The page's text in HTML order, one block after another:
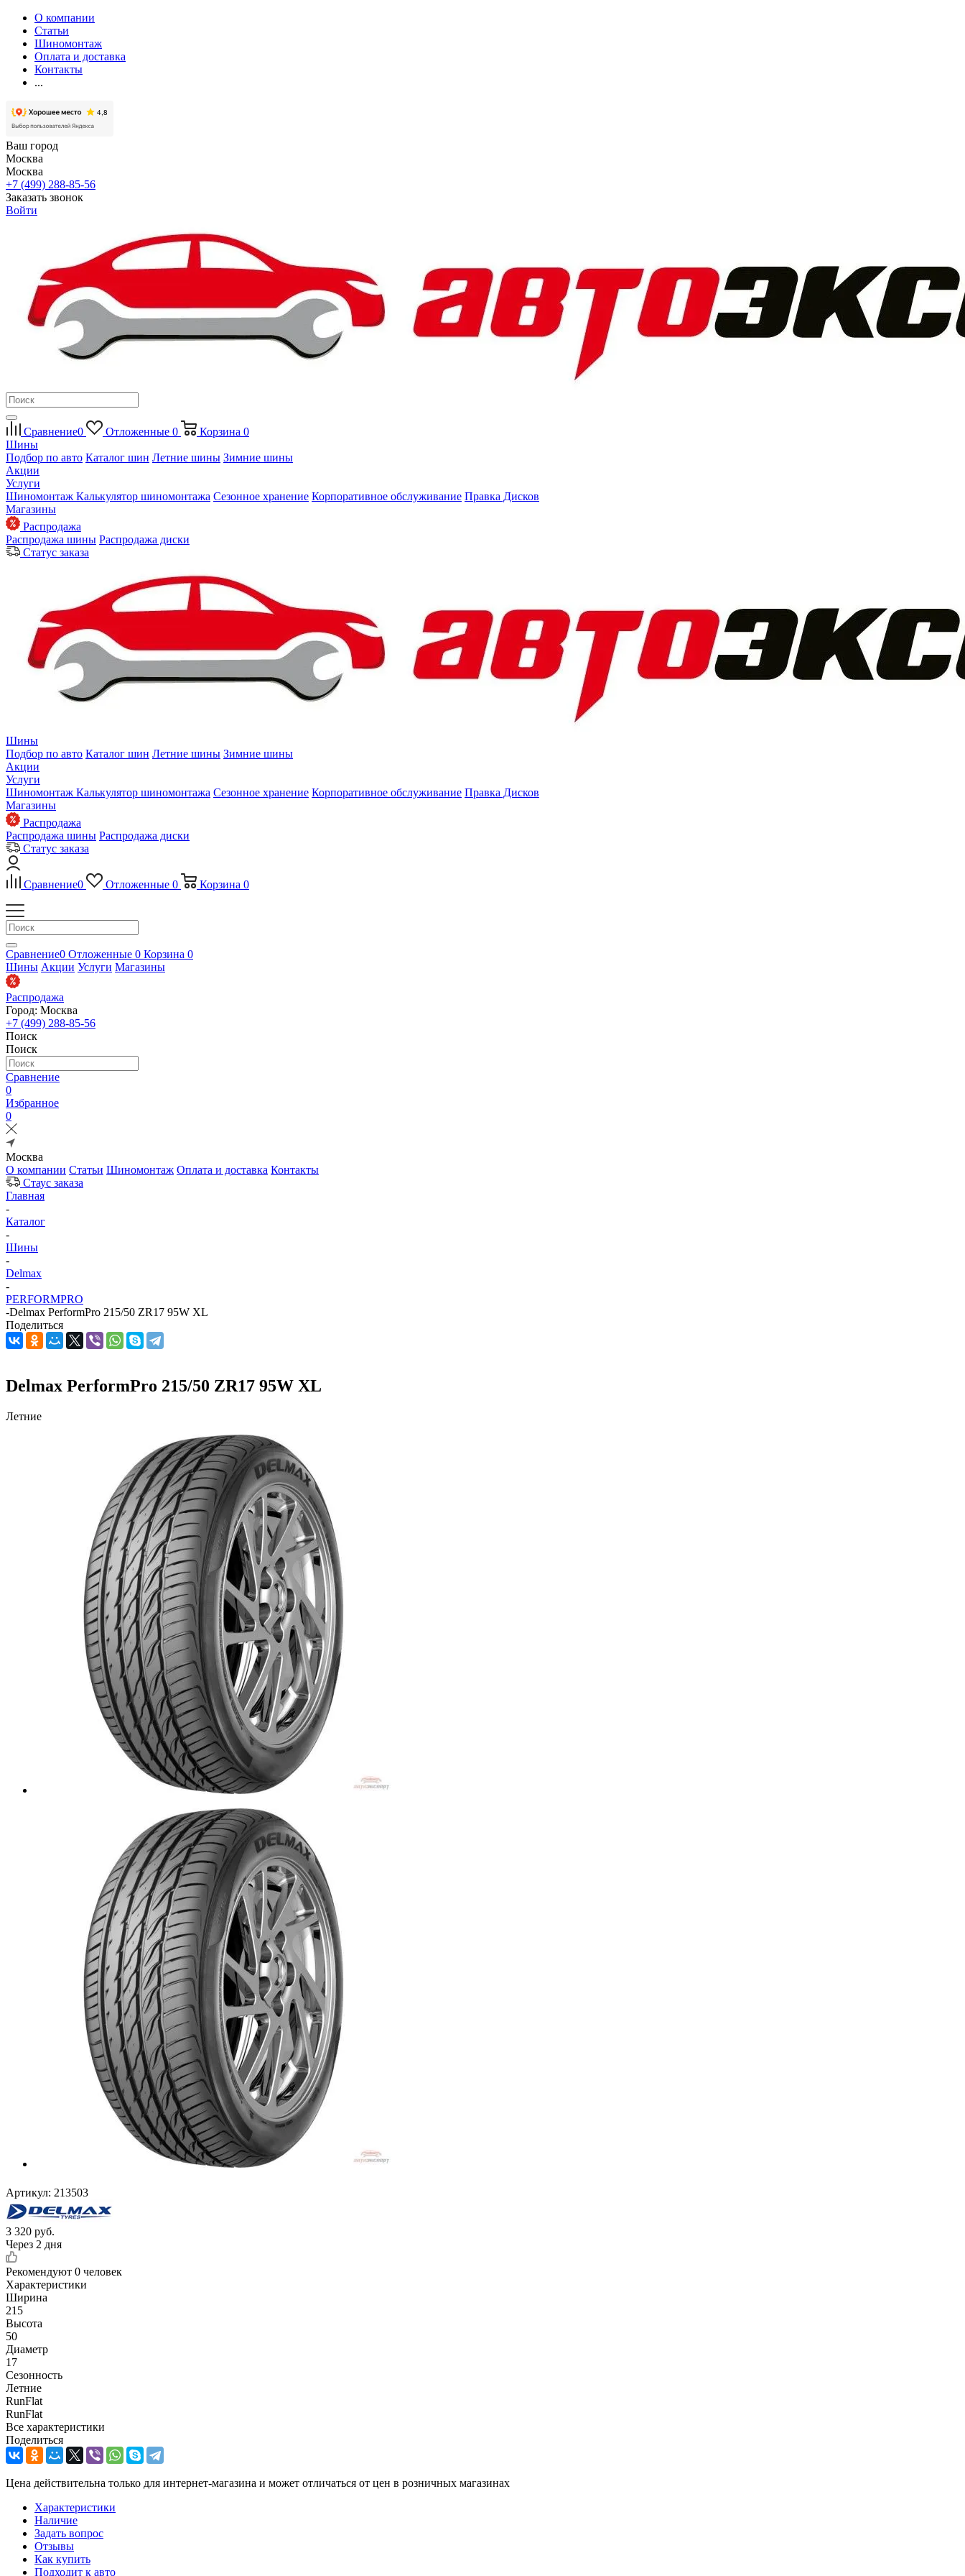
О компании
Статьи
Шиномонтаж
Оплата и доставка
Контакты
...
Ваш город
Москва
Москва
+7 (499) 288-85-56
Заказать звонок
Войти
Сравнение0 Отложенные 0 Корзина 0
Шины
Подбор по авто Каталог шин Летние шины Зимние шины
Акции
Услуги
Шиномонтаж Калькулятор шиномонтажа Сезонное хранение Корпоративное обслуживание Правка Дисков
Магазины
Распродажа
Распродажа шины Распродажа диски
Статус заказа
Шины
Подбор по авто Каталог шин Летние шины Зимние шины
Акции
Услуги
Шиномонтаж Калькулятор шиномонтажа Сезонное хранение Корпоративное обслуживание Правка Дисков
Магазины
Распродажа
Распродажа шины Распродажа диски
Статус заказа
Сравнение0 Отложенные 0 Корзина 0
Сравнение0 Отложенные 0 Корзина 0
Шины Акции Услуги Магазины
Распродажа
Город: Москва
+7 (499) 288-85-56
Поиск
Поиск
Сравнение
0
Избранное
0
Москва
О компании Статьи Шиномонтаж Оплата и доставка Контакты
Стаус заказа
Главная
-
Каталог
-
Шины
-
Delmax
-
PERFORMPRO
-Delmax PerformPro 215/50 ZR17 95W XL
Поделиться
Delmax PerformPro 215/50 ZR17 95W XL
Летние
Артикул: 213503
3 320 руб.
Через 2 дня
Рекомендуют 0 человек
Характеристики
Ширина
215
Высота
50
Диаметр
17
Сезонность
Летние
RunFlat
RunFlat
Все характеристики
Поделиться
Цена действительна только для интернет-магазина и может отличаться от цен в розничных магазинах
Характеристики
Наличие
Задать вопрос
Отзывы
Как купить
Подходит к авто